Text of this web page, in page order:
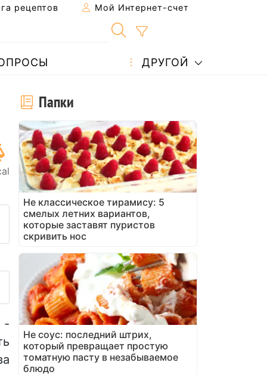
рецептов Мой Интернет-счет
ДРУГОЙ
рецепт другу
эту страницу
вопрос автору
фото этого
-
Папки
Не классическое тирамису: 5
смелых летних вариантов,
которые заставят пуристов
скривить нос
Не соус: последний штрих,
который превращает простую
томатную пасту в незабываемое
блюдо